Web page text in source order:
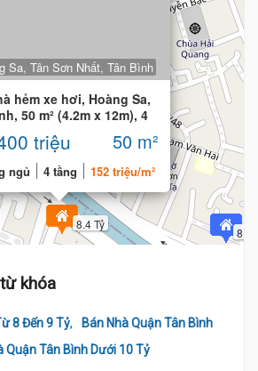
8.4 Tỷ
Sa, Tân Sơn Nhất, Tân Bình
hẻm xe hơi, Hoàng Sa,
50 m² (4.2m x 12m), 4
triệu 50 m²
ngủ 4 tầng 152 triệu/m²
khóa
8 Đến 9 Tỷ,
Bán Nhà Quận Tân Bình
Quận Tân Bình Dưới 10 Tỷ